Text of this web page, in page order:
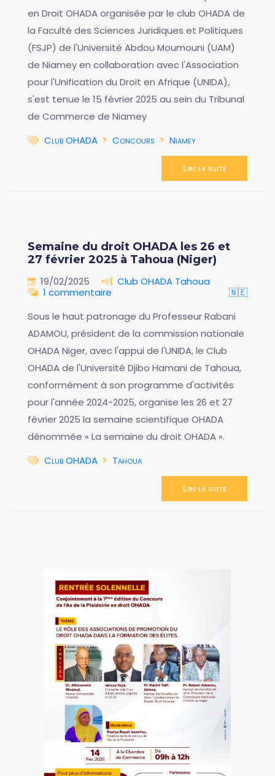
en Droit OHADA organisée par le club OHADA de
la Faculté des Sciences Juridiques et Politiques
(FSJP) de l'Université Abdou Moumouni (UAM)
de Niamey en collaboration avec l'Association
pour l'Unification du Droit en Afrique (UNIDA),
s'est tenue le 15 février 2025 au sein du Tribunal
de Commerce de Niamey
Club OHADA
Concours Niamey
Lire la suite
Semaine du droit OHADA les 26 et
27 février 2025 à Tahoua (Niger)
19/02/2025
Club OHADA Tahoua
1 commentaire
🇳🇪
Sous le haut patronage du Professeur Rabani
ADAMOU, président de la commission nationale
OHADA Niger, avec l'appui de l'UNIDA, le Club
OHADA de l'Université Djibo Hamani de Tahoua,
conformément à son programme d'activités
pour l'année 2024-2025, organise les 26 et 27
février 2025 la semaine scientifique OHADA
dénommée « La semaine du droit OHADA ».
Club OHADA
Tahoua
Lire la suite